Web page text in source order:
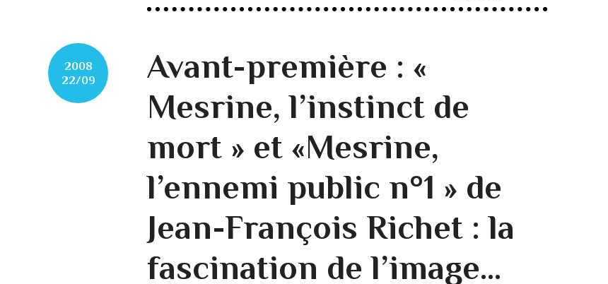
2008
22/09
Avant-première : «
Mesrine, l’instinct de
mort » et «Mesrine,
l’ennemi public n°1 » de
Jean-François Richet : la
fascination de l’image…